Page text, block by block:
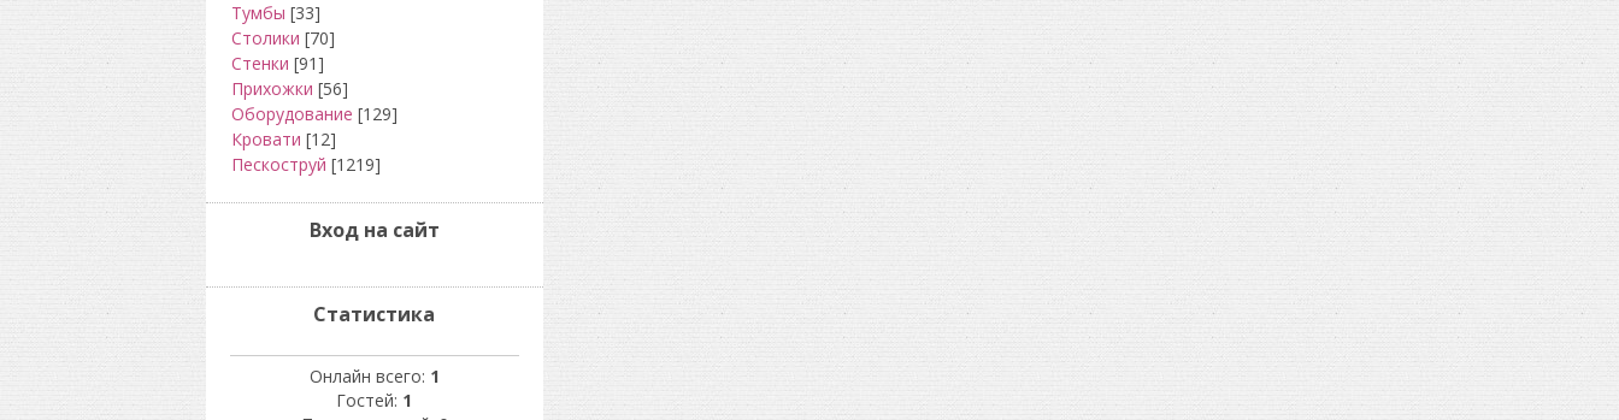
Тумбы [33]
Столики [70]
Стенки [91]
Прихожки [56]
Оборудование [129]
Кровати [12]
Пескоструй [1219]
Вход на сайт
Статистика
Онлайн всего: 1
Гостей: 1